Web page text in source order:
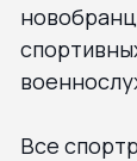
Все